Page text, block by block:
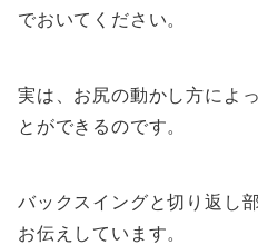
でおいてください。
実は、お尻の動かし方によ
とができるのです。
バックスイングと切り返し
お伝えしています。